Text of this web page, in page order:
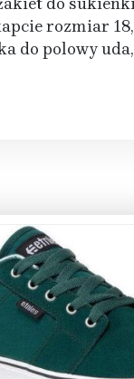
do
rozmiar
do polowy